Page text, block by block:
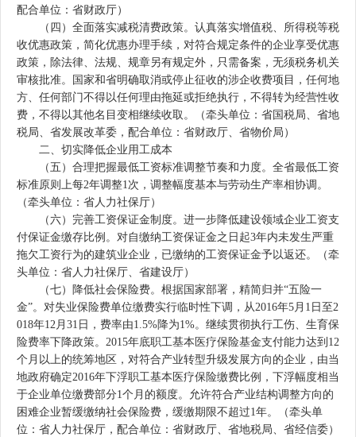
配合单位：省财政厅）
（四）全面落实减税清费政策。认真落实增值税、所得税等税
收优惠政策，简化优惠办理手续，对符合规定条件的企业享受优惠
政策，除法律、法规、规章另有规定外，只需备案，无须税务机关
审核批准。国家和省明确取消或停止征收的涉企收费项目，任何地
方、任何部门不得以任何理由拖延或拒绝执行，不得转为经营性收
费，不得以其他名目变相继续收取。（牵头单位：省国税局、省地
税局、省发展改革委，配合单位：省财政厅、省物价局）
二、切实降低企业用工成本
（五）合理把握最低工资标准调整节奏和力度。全省最低工资
标准原则上每2年调整1次，调整幅度基本与劳动生产率相协调。
（牵头单位：省人力社保厅）
（六）完善工资保证金制度。进一步降低建设领域企业工资支
付保证金缴存比例。对自缴纳工资保证金之日起3年内未发生严重
拖欠工资行为的建筑业企业，已缴纳的工资保证金予以返还。（牵
头单位：省人力社保厅、省建设厅）
（七）降低社会保险费。根据国家部署，精简归并“五险一
金”。对失业保险费单位缴费实行临时性下调，从2016年5月1日至2
018年12月31日，费率由1.5%降为1%。继续贯彻执行工伤、生育保
险费率下降政策。2015年底职工基本医疗保险基金支付能力达到12
个月以上的统筹地区，对符合产业转型升级发展方向的企业，由当
地政府确定2016年下浮职工基本医疗保险缴费比例，下浮幅度相当
于企业单位缴费部分1个月的额度。允许符合产业结构调整方向的
困难企业暂缓缴纳社会保险费，缓缴期限不超过1年。（牵头单
位：省人力社保厅，配合单位：省财政厅、省地税局、省经信委）